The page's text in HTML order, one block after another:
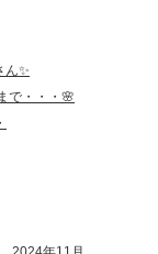
ん✨
で・・・🌸